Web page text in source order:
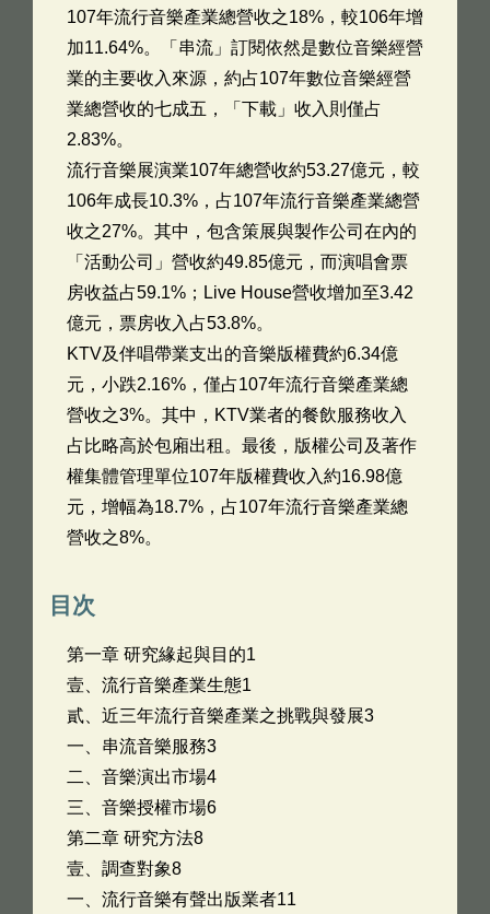
107年流行音樂產業總營收之18%，較106年增
加11.64%。「串流」訂閱依然是數位音樂經營
業的主要收入來源，約占107年數位音樂經營
業總營收的七成五，「下載」收入則僅占
2.83%。
流行音樂展演業107年總營收約53.27億元，較
106年成長10.3%，占107年流行音樂產業總營
收之27%。其中，包含策展與製作公司在內的
「活動公司」營收約49.85億元，而演唱會票
房收益占59.1%；Live House營收增加至3.42
億元，票房收入占53.8%。
KTV及伴唱帶業支出的音樂版權費約6.34億
元，小跌2.16%，僅占107年流行音樂產業總
營收之3%。其中，KTV業者的餐飲服務收入
占比略高於包廂出租。最後，版權公司及著作
權集體管理單位107年版權費收入約16.98億
元，增幅為18.7%，占107年流行音樂產業總
營收之8%。
目次
第一章 研究緣起與目的1
壹、流行音樂產業生態1
貳、近三年流行音樂產業之挑戰與發展3
一、串流音樂服務3
二、音樂演出市場4
三、音樂授權市場6
第二章 研究方法8
壹、調查對象8
一、流行音樂有聲出版業者11